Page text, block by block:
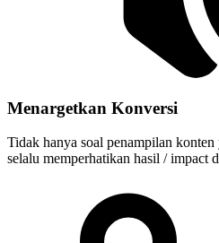
Menargetkan Konversi
Tidak hanya soal penampilan
selalu memperhatikan hasil / impact